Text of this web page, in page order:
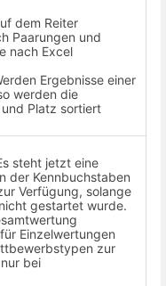
dem Reiter
Paarungen und
nach Excel
Ergebnisse einer
werden die
Platz sortiert
steht jetzt eine
der Kennbuchstaben
Verfügung, solange
gestartet wurde.
Einzelwertungen
zur
bei